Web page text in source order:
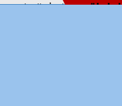
في التعليم مفتاح